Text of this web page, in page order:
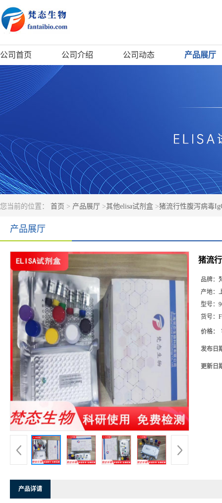
公司首页 公司介绍 公司动态 产品展厅
您当前的位置： 首页 > 产品展厅 >其他elisa试剂盒 >猪流行性腹泻病毒
产品展厅
猪流
品牌：
产地：
型号：
货号：
价格：
发布日
更新日
产品详请